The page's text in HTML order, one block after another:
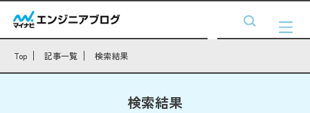
Top 記事一覧 検索結果
検索結果